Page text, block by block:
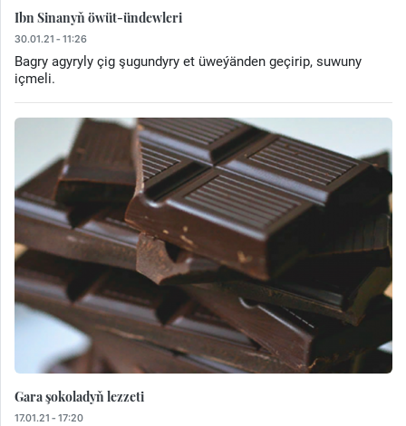
Ibn Sinanyň öwüt-ündewleri
30.01.21 - 11:26
Bagry agyryly çig şugundyry et üweýänden geçirip, suwuny
içmeli.
Gara şokoladyň lezzeti
17.01.21 - 17:20